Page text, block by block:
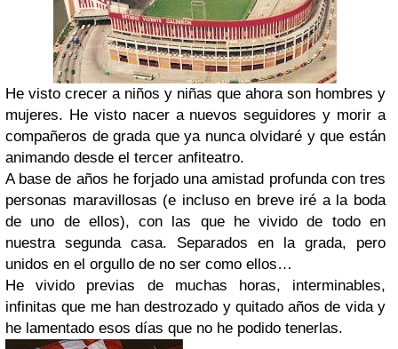
He visto crecer a niños y niñas que ahora son hombres y
mujeres. He visto nacer a nuevos seguidores y morir a
compañeros de grada que ya nunca olvidaré y que están
animando desde el tercer anfiteatro.
A base de años he forjado una amistad profunda con tres
personas maravillosas (e incluso en breve iré a la boda
de uno de ellos), con las que he vivido de todo en
nuestra segunda casa. Separados en la grada, pero
unidos en el orgullo de no ser como ellos…
He vivido previas de muchas horas, interminables,
infinitas que me han destrozado y quitado años de vida y
he lamentado esos días que no he podido tenerlas.